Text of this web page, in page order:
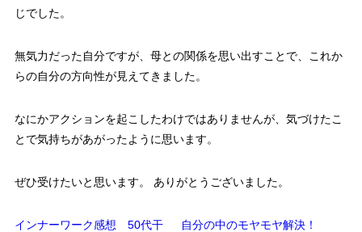
じでした。
無気力だった自分ですが、母との関係を思い出すことで、これか
らの自分の方向性が見えてきました。
なにかアクションを起こしたわけではありませんが、気づけたこ
とで気持ちがあがったように思います。
ぜひ受けたいと思います。 ありがとうございました。
インナーワーク感想 50代干
自分の中のモヤモヤ解決！